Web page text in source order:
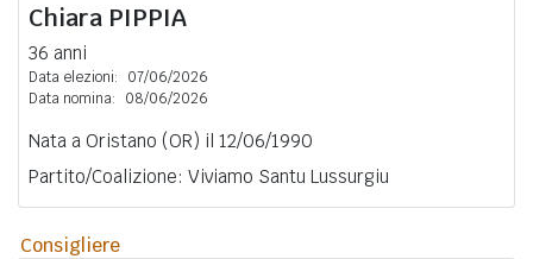
Chiara PIPPIA
36 anni
Data elezioni:
07/06/2026
Data nomina:
08/06/2026
Nata a Oristano (OR) il 12/06/1990
Partito/Coalizione: Viviamo Santu Lussurgiu
Consigliere